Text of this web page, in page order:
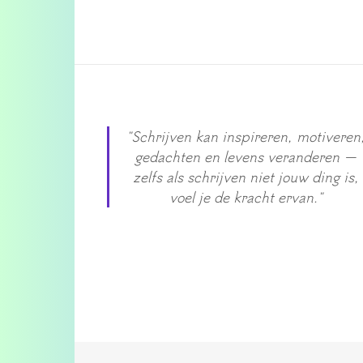
"Schrijven kan inspireren, motiveren,
gedachten en levens veranderen —
zelfs als schrijven niet jouw ding is,
voel je de kracht ervan."